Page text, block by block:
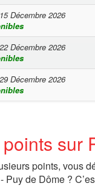
Décembre 2026
Décembre 2026
Décembre 2026
sur
points, vous
de Dôme ?